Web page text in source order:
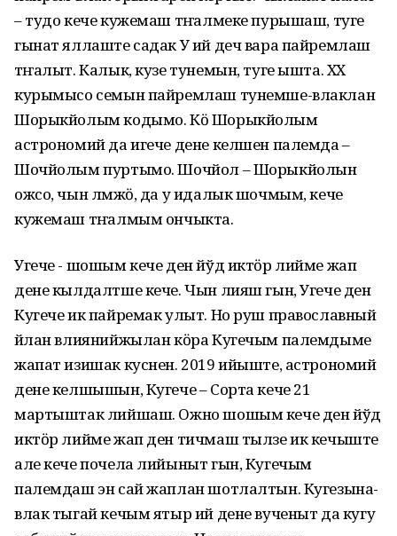
– тудо кече кужемаш тӱҥалмеке пурышаш, туге
гынат яллаште садак У ий деч вара пайремлаш
тӱҥалыт. Калык, кузе тунемын, туге ышта. XX
курымысо семын пайремлаш тунемше-влаклан
Шорыкйолым кодымо. Кӧ Шорыкйолым
астрономий да игече дене келшен палемда –
Шочйолым пуртымо. Шочйол – Шорыкйолын
ожсо, чын лӱмжӧ, да у идалык шочмым, кече
кужемаш тӱҥалмым ончыкта.
Угече - шошым кече ден йўд иктӧр лийме жап
дене кылдалтше кече. Чын лияш гын, Угече ден
Кугече ик пайремак улыт. Но руш православный
йӱлан влиянийжылан кӧра Кугечым палемдыме
жапат изишак куснен. 2019 ийыште, астрономий
дене келшышын, Кугече – Сорта кече 21
мартыштак лийшаш. Ожно шошым кече ден йўд
иктӧр лийме жап ден тичмаш тылзе ик кечыште
але кече почела лийыныт гын, Кугечым
палемдаш эн сай жаплан шотлалтын. Кугезына-
влак тыгай кечым ятыр ий дене вученыт да кугу